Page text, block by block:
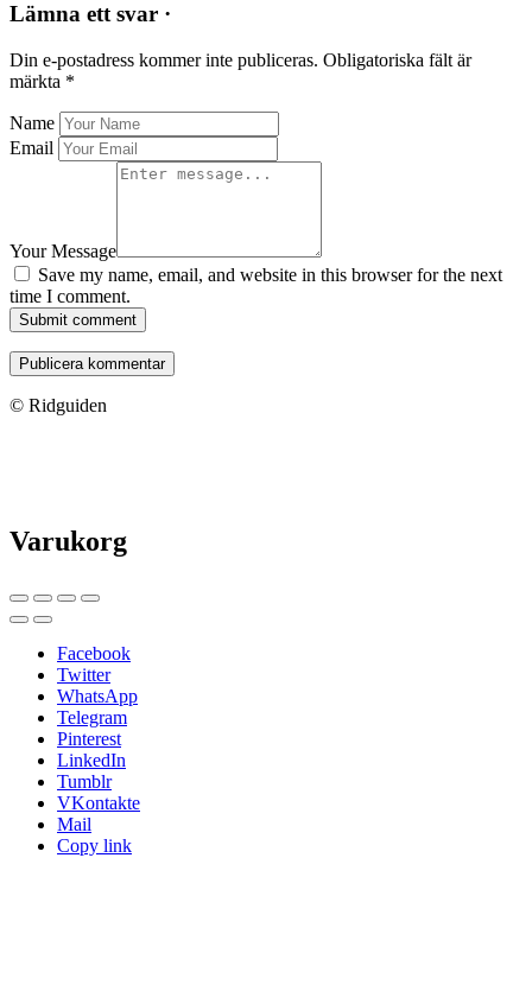
Lämna ett svar ·
Din e-postadress kommer inte publiceras. Obligatoriska fält är
märkta *
Name
Email
Your Message
Save my name, email, and website in this browser for the next
time I comment.
Submit comment
© Ridguiden
Varukorg
Facebook
Twitter
WhatsApp
Telegram
Pinterest
LinkedIn
Tumblr
VKontakte
Mail
Copy link